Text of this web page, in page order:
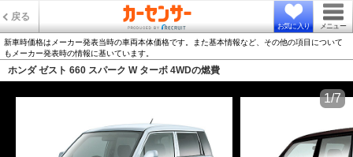
戻る
お気に入り メニュー
新車時価格はメーカー発表当時の車両本体価格です。また基本情報など、その他の項目について
もメーカー発表時の情報に基いています。
ホンダ ゼスト 660 スパーク W ターボ 4WDの燃費
1/7